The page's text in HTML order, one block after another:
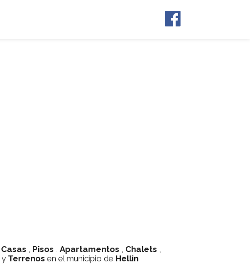
Casas , Pisos , Apartamentos , Chalets ,
y Terrenos en el municipio de Hellin